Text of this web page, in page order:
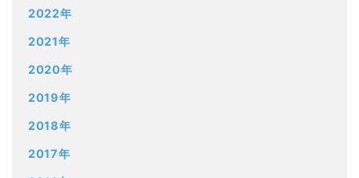
2022年
2021年
2020年
2019年
2018年
2017年